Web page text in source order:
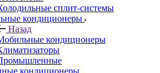
сплит-системы
кондиционеры
Назад
кондиционеры
кондиционеры